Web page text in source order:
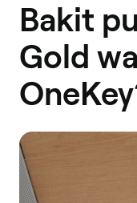
Bakit
Gold